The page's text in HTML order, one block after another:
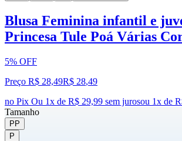
Blusa Feminina infantil e
Princesa Tule Poá Várias
5% OFF
Preço R$ 28,49R$ 28,49
no Pix Ou 1x de R$ 29,99 sem jurosou 1x de
Tamanho
PP
P